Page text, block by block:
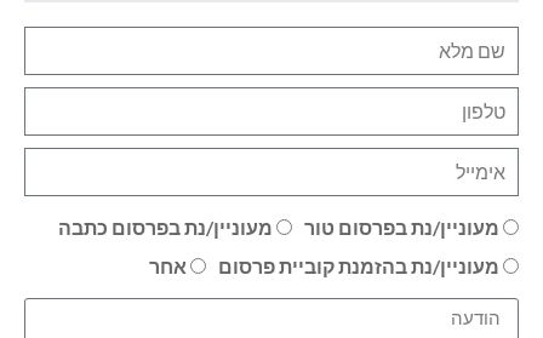
מעוניין/נת בפרסום טור
מעוניין/נת בפרסום כתבה
מעוניין/נת בהזמנת קוביית פרסום
אחר